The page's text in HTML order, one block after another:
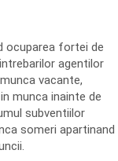
ocuparea fortei de
agentilor
vacante,
munca inainte de
subventiilor
someri apartinand